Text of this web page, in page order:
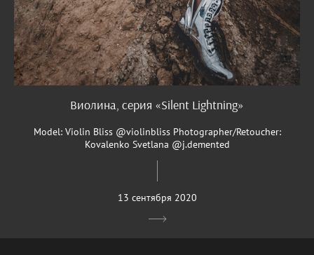
Виолина, серия «Silent Lightning»
Model: Violin Bliss @violinbliss Photographer/Retoucher:
Kovalenko Svetlana @j.demented
13 сентября 2020